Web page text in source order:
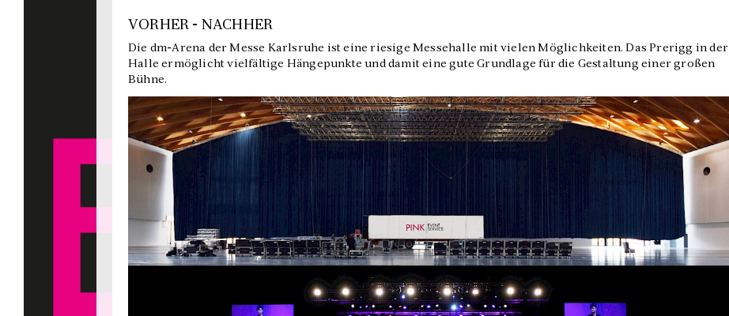
VORHER - NACHHER
Die dm-Arena der Messe Karlsruhe ist eine riesige Messehalle mit vielen Möglichkeiten. Das Prerigg in der
Halle ermöglicht vielfältige Hängepunkte und damit eine gute Grundlage für die Gestaltung einer großen
Bühne.